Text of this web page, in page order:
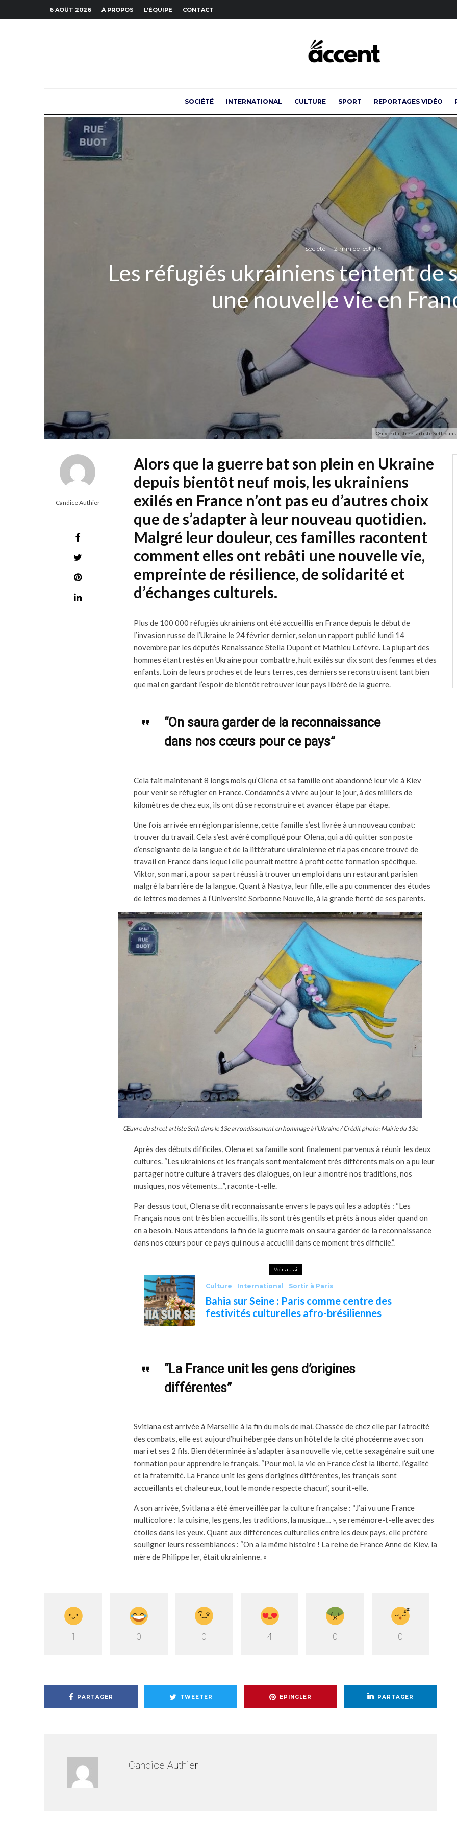
6 AOÛT 2026 À PROPOS L’ÉQUIPE CONTACT
SOCIÉTÉ INTERNATIONAL CULTURE SPORT REPORTAGES VIDÉO
Œuvre du street artiste Seth dans
Société · 2 min de lecture
Les réfugiés ukrainiens tentent de
une nouvelle vie en
Candice Authier
Alors que la guerre bat son plein en Ukraine
depuis bientôt neuf mois, les ukrainiens
exilés en France n’ont pas eu d’autres choix
que de s’adapter à leur nouveau quotidien.
Malgré leur douleur, ces familles racontent
comment elles ont rebâti une nouvelle vie,
empreinte de résilience, de solidarité et
d’échanges culturels.
Plus de 100 000 réfugiés ukrainiens ont été accueillis en France depuis le début de
l’invasion russe de l’Ukraine le 24 février dernier, selon un rapport publié lundi 14
novembre par les députés Renaissance Stella Dupont et Mathieu Lefèvre. La plupart des
hommes étant restés en Ukraine pour combattre, huit exilés sur dix sont des femmes et des
enfants. Loin de leurs proches et de leurs terres, ces derniers se reconstruisent tant bien
que mal en gardant l’espoir de bientôt retrouver leur pays libéré de la guerre.
“On saura garder de la reconnaissance
dans nos cœurs pour ce pays”
Cela fait maintenant 8 longs mois qu’Olena et sa famille ont abandonné leur vie à Kiev
pour venir se réfugier en France. Condamnés à vivre au jour le jour, à des milliers de
kilomètres de chez eux, ils ont dû se reconstruire et avancer étape par étape.
Une fois arrivée en région parisienne, cette famille s’est livrée à un nouveau combat:
trouver du travail. Cela s’est avéré compliqué pour Olena, qui a dû quitter son poste
d’enseignante de la langue et de la littérature ukrainienne et n’a pas encore trouvé de
travail en France dans lequel elle pourrait mettre à profit cette formation spécifique.
Viktor, son mari, a pour sa part réussi à trouver un emploi dans un restaurant parisien
malgré la barrière de la langue. Quant à Nastya, leur fille, elle a pu commencer des études
de lettres modernes à l’Université Sorbonne Nouvelle, à la grande fierté de ses parents.
Œuvre du street artiste Seth dans le 13e arrondissement en hommage à l’Ukraine / Crédit photo: Mairie du 13e
Après des débuts difficiles, Olena et sa famille sont finalement parvenus à réunir les deux
cultures. “Les ukrainiens et les français sont mentalement très différents mais on a pu leur
partager notre culture à travers des dialogues, on leur a montré nos traditions, nos
musiques, nos vêtements…”, raconte-t-elle.
Par dessus tout, Olena se dit reconnaissante envers le pays qui les a adoptés : “Les
Français nous ont très bien accueillis, ils sont très gentils et prêts à nous aider quand on
en a besoin. Nous attendons la fin de la guerre mais on saura garder de la reconnaissance
dans nos cœurs pour ce pays qui nous a accueilli dans ce moment très difficile.”.
Voir aussi
Culture International Sortir à Paris
Bahia sur Seine : Paris comme centre des
festivités culturelles afro-brésiliennes
“La France unit les gens d’origines
différentes”
Svitlana est arrivée à Marseille à la fin du mois de mai. Chassée de chez elle par l’atrocité
des combats, elle est aujourd’hui hébergée dans un hôtel de la cité phocéenne avec son
mari et ses 2 fils. Bien déterminée à s’adapter à sa nouvelle vie, cette sexagénaire suit une
formation pour apprendre le français. “Pour moi, la vie en France c’est la liberté, l’égalité
et la fraternité. La France unit les gens d’origines différentes, les français sont
accueillants et chaleureux, tout le monde respecte chacun”, sourit-elle.
A son arrivée, Svitlana a été émerveillée par la culture française : “J’ai vu une France
multicolore : la cuisine, les gens, les traditions, la musique… », se remémore-t-elle avec des
étoiles dans les yeux. Quant aux différences culturelles entre les deux pays, elle préfère
souligner leurs ressemblances : “On a la même histoire ! La reine de France Anne de Kiev, la
mère de Philippe Ier, était ukrainienne. »
1 0 0 4 0 0
PARTAGER TWEETER EPINGLER PARTAGER
Candice Authier